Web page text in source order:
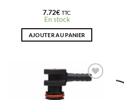
7.72€ TTC
En stock
AJOUTER AU PANIER